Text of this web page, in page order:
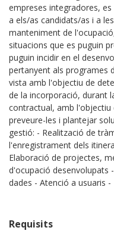
empreses integradores,
a els/as candidats/as i a
manteniment de
situacions que es puguin
puguin incidir en el
pertanyent als programes
vista amb l'objectiu de
de la incorporació, durant
contractual, amb
preveure-les i plantejar
gestió: - Realització de
l'enregistrament dels
Elaboració de projectes,
d'ocupació desenvolupats
dades - Atenció a usuaris
Requisits